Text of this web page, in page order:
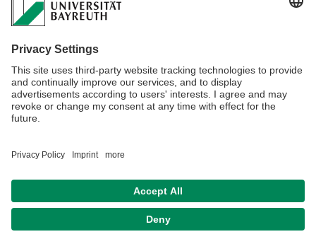
Interview und Experimente zum Thema "Blitze" mit Prof. Dr.
Georg Herink in der Sendung "Nachgefragt" auf TV
Oberfranken.
Hier geht es zum Video der Sendung:
https://www.tvo.de/mediathek/video/blitzatlas-2019-
Impressum
Kontakt
Barrierefreiheitserklärung